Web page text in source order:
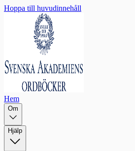
Hoppa till huvudinnehåll
Hem
Om
Hjälp